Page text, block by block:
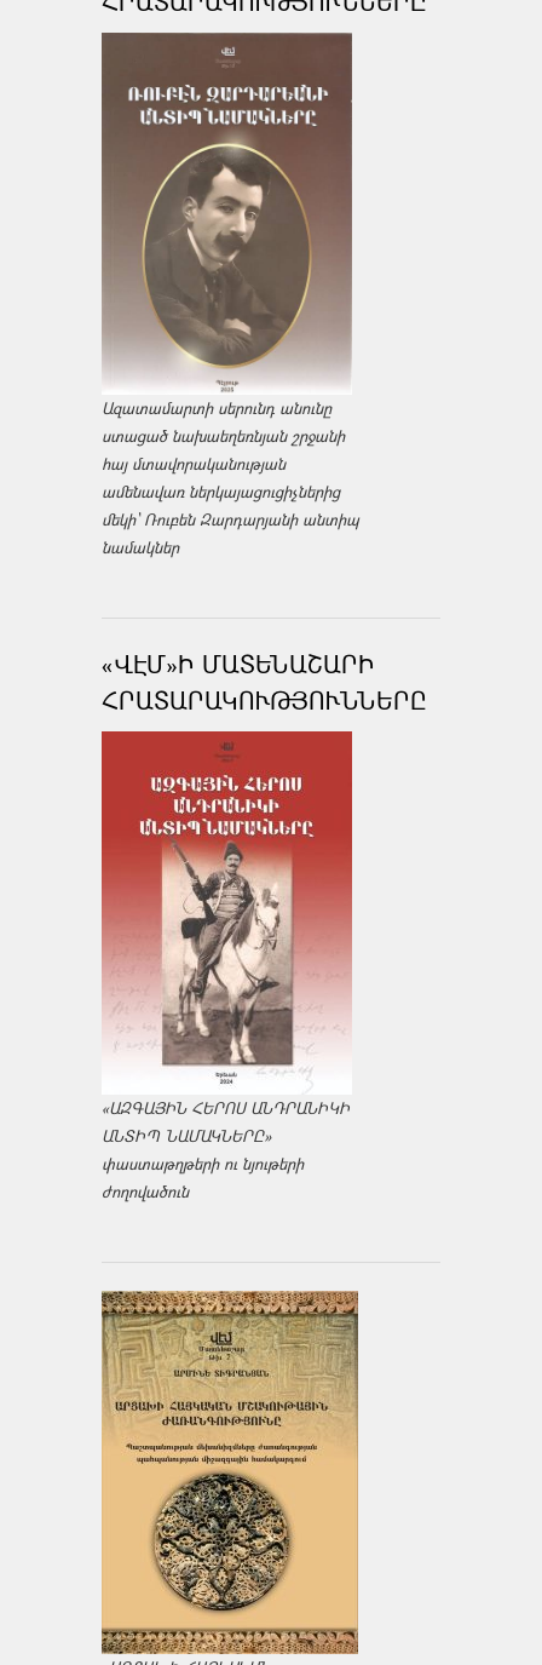
Ազատամարտի սերունդ անունը
ստացած նախաեղեռնյան շրջանի
հայ մտավորականության
ամենավառ ներկայացուցիչներից
մեկի՝ Ռուբեն Զարդարյանի անտիպ
նամակներ
«ՎԷՄ»Ի ՄԱՏԵՆԱՇԱՐԻ
ՀՐԱՏԱՐԱԿՈՒԹՅՈՒՆՆԵՐԸ
«ԱԶԳԱՅԻՆ ՀԵՐՈՍ ԱՆԴՐԱՆԻԿԻ
ԱՆՏԻՊ ՆԱՄԱԿՆԵՐԸ»
փաստաթղթերի ու նյութերի
ժողովածուն